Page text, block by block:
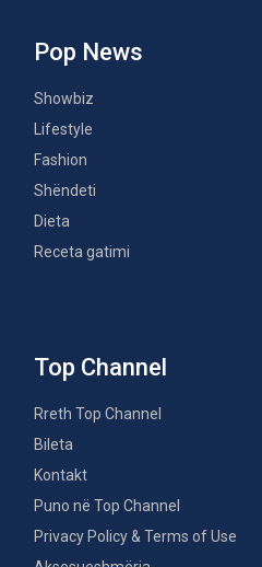
Pop News
Showbiz
Lifestyle
Fashion
Shëndeti
Dieta
Receta gatimi
Top Channel
Rreth Top Channel
Bileta
Kontakt
Puno në Top Channel
Privacy Policy & Terms of Use